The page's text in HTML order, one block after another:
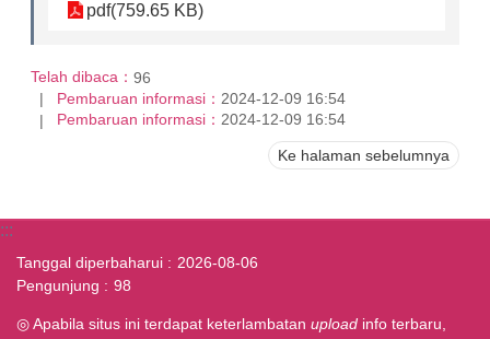
pdf(759.65 KB)
Telah dibaca： 96
Pembaruan informasi： 2024-12-09 16:54
Pembaruan informasi： 2024-12-09 16:54
Ke halaman sebelumnya
:::
Tanggal diperbaharui
2026-08-06
Pengunjung
98
◎ Apabila situs ini terdapat keterlambatan upload info terbaru,